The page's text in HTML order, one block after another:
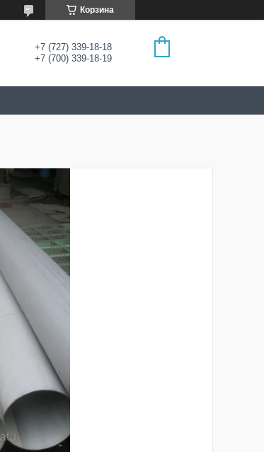
Корзина
+7 (727) 339-18-18
+7 (700) 339-18-19